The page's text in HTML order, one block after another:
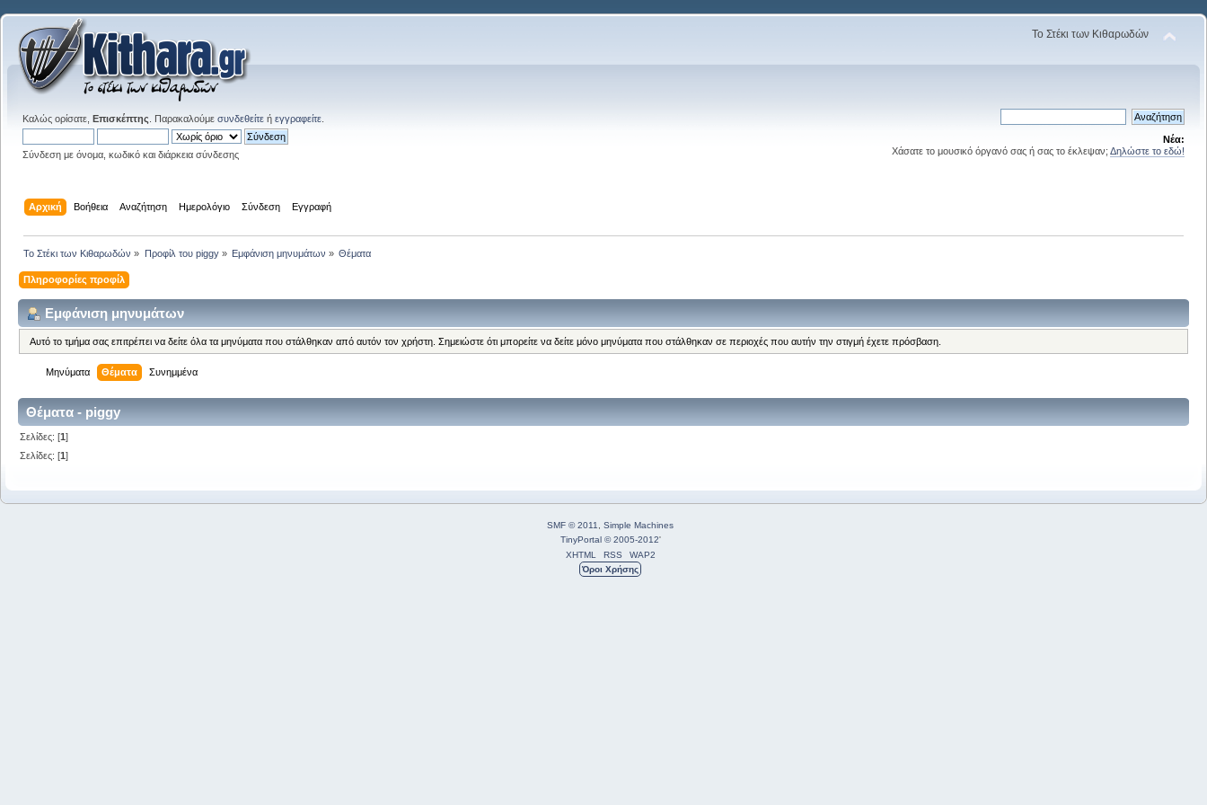
Το Στέκι των Κιθαρωδών
Καλώς ορίσατε, Επισκέπτης . Παρακαλούμε συνδεθείτε ή εγγραφείτε
Σύνδεση με όνομα, κωδικό και διάρκεια σύνδεσης
Νέα:
Χάσατε το μουσικό όργανό σας ή σας το έκλεψαν; Δηλώστε το εδώ!
Αρχική Βοήθεια Αναζήτηση Ημερολόγιο Σύνδεση Εγγραφή
Το Στέκι των Κιθαρωδών » Προφίλ του piggy» Εμφάνιση μηνυμάτων » Θέματα
Πληροφορίες προφίλ
Εμφάνιση μηνυμάτων
Αυτό το τμήμα σας επιτρέπει να δείτε όλα τα μηνύματα που στάλθηκαν από αυτόν τον χρήστη. Σημειώστε ότι μπορείτε να δείτε μόνο μηνύματα που στάλθηκαν σε περιοχές που αυτήν την στιγμή έχετε πρόσβαση.
Μηνύματα Θέματα Συνημμένα
Θέματα - piggy
Σελίδες: [1]
Σελίδες: [1]
SMF © 2011, Simple Machines
TinyPortal © 2005-2012'
XHTML
RSS
WAP2
Όροι Χρήσης